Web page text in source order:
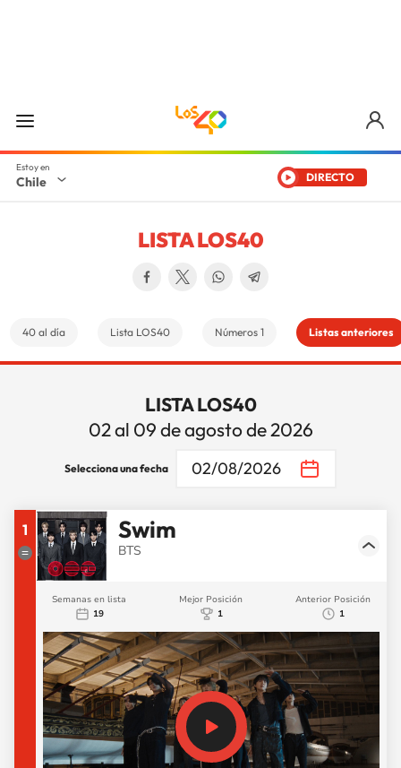
Chile DIRECTO
LISTA LOS40
40 al día Lista LOS40 Números 1 Listas anteriores
LISTA LOS40
02 al 09 de agosto de 2026
Selecciona una fecha 02/08/2026
1 Swim
BTS
Semanas en lista
19
Mejor Posición
1
Anterior Posición
1